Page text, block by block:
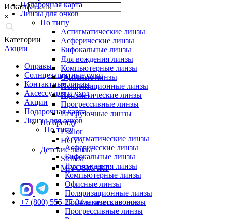
Искать
×
Категории
Акции
Оправы
Солнцезащитные очки
Контактные линзы
Аксессуары и уход
Акции
Подарочная карта
Линзы для очков
По типу
Астигматические линзы
Асферические линзы
Бифокальные линзы
Для вождения линзы
Компьютерные линзы
Офисные линзы
Поляризационные линзы
Призматические линзы
Прогрессивные линзы
Подарочная карта
Линзы для очков
По типу
Астигматические линзы
Асферические линзы
Бифокальные линзы
Для вождения линзы
Компьютерные линзы
Офисные линзы
Поляризационные линзы
Призматические линзы
Прогрессивные линзы
Разгрузочные линзы
По бренду
Essilor
HOYA
Детские линзы
Stellest
MiYOSMART
+7 (800) 555-27-04 заказать звонок